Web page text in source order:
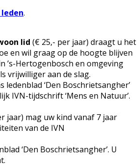
.
lid (€ 25,- per jaar) draagt u het
en wil graag op de hoogte blijven
’s-Hertogenbosch en omgeving
vrijwilliger aan de slag.
ledenblad ‘Den Boschrietsangher’
IVN-tijdschrift ‘Mens en Natuur’.
jaar) mag uw kind vanaf 7 jaar
van de IVN
‘Den Boschrietsangher’. U